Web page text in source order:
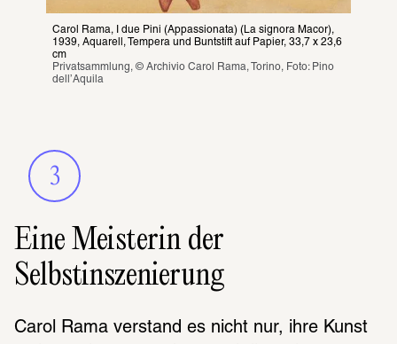
Carol Rama, I due Pini (Appassionata) (La signora Macor),
1939, Aquarell, Tempera und Buntstift auf Papier, 33,7 x 23,6
cm
Privatsammlung, © Archivio Carol Rama, Torino, Foto: Pino
dell’Aquila
3
Eine Meisterin der
Selbstinszenierung
Carol Rama verstand es nicht nur, ihre Kunst